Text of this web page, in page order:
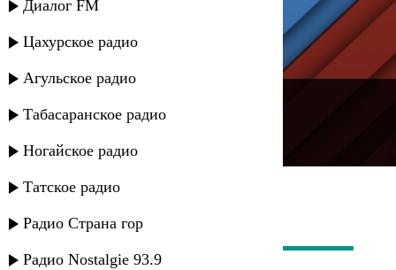
Диалог FM
Цахурское радио
Агульское радио
Табасаранское радио
Ногайское радио
Татское радио
Радио Страна гор
Радио Nostalgie 93.9
---
Русское радио